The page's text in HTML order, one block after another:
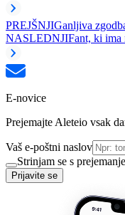
PREJŠNJIGanljiva
NASLEDNJIFant, ki ima
E-novice
Prejemajte Aleteio vsak
Vaš e-poštni naslov
Strinjam se s
Prijavite se